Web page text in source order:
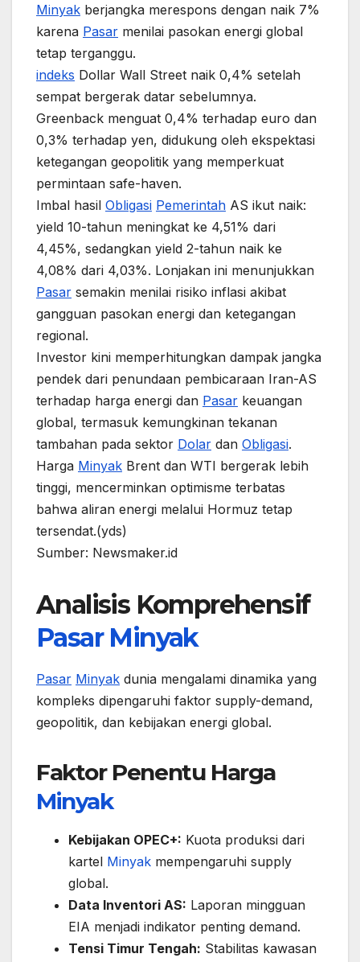
Minyak berjangka merespons dengan naik 7%
karena Pasar menilai pasokan energi global
tetap terganggu.
indeks Dollar Wall Street naik 0,4% setelah
sempat bergerak datar sebelumnya.
Greenback menguat 0,4% terhadap euro dan
0,3% terhadap yen, didukung oleh ekspektasi
ketegangan geopolitik yang memperkuat
permintaan safe-haven.
Imbal hasil Obligasi Pemerintah AS ikut naik:
yield 10-tahun meningkat ke 4,51% dari
4,45%, sedangkan yield 2-tahun naik ke
4,08% dari 4,03%. Lonjakan ini menunjukkan
Pasar semakin menilai risiko inflasi akibat
gangguan pasokan energi dan ketegangan
regional.
Investor kini memperhitungkan dampak jangka
pendek dari penundaan pembicaraan Iran-AS
terhadap harga energi dan Pasar keuangan
global, termasuk kemungkinan tekanan
tambahan pada sektor Dolar dan Obligasi.
Harga Minyak Brent dan WTI bergerak lebih
tinggi, mencerminkan optimisme terbatas
bahwa aliran energi melalui Hormuz tetap
tersendat.(yds)
Sumber: Newsmaker.id
Analisis Komprehensif
Pasar Minyak
Pasar Minyak dunia mengalami dinamika yang
kompleks dipengaruhi faktor supply-demand,
geopolitik, dan kebijakan energi global.
Faktor Penentu Harga
Minyak
Kebijakan OPEC+: Kuota produksi dari
kartel Minyak mempengaruhi supply
global.
Data Inventori AS: Laporan mingguan
EIA menjadi indikator penting demand.
Tensi Timur Tengah: Stabilitas kawasan